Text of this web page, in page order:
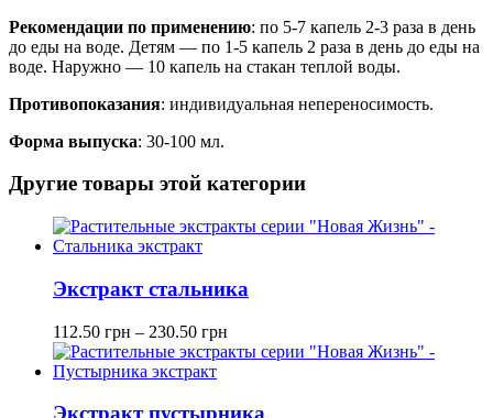
Рекомендации по применению: по 5-7 капель 2-3 раза в день
до еды на воде. Детям — по 1-5 капель 2 раза в день до еды на
воде. Наружно — 10 капель на стакан теплой воды.
Противопоказания: индивидуальная непереносимость.
Форма выпуска: 30-100 мл.
Другие товары этой категории
Экстракт стальника
112.50 грн – 230.50 грн
Экстракт пустырника